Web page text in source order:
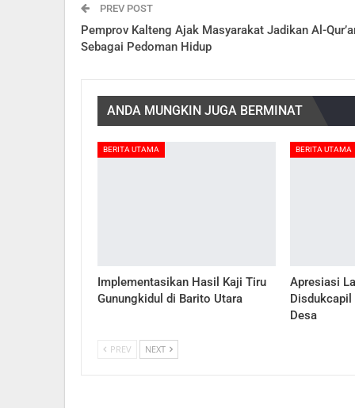
PREV POST
Pemprov Kalteng Ajak Masyarakat Jadikan Al-
Sebagai Pedoman Hidup
ANDA MUNGKIN JUGA BERMINAT
BERITA UTAMA
Implementasikan Hasil Kaji Tiru
Gunungkidul di Barito Utara
BERITA UTAMA
Apresiasi
Desa
PREV NEXT